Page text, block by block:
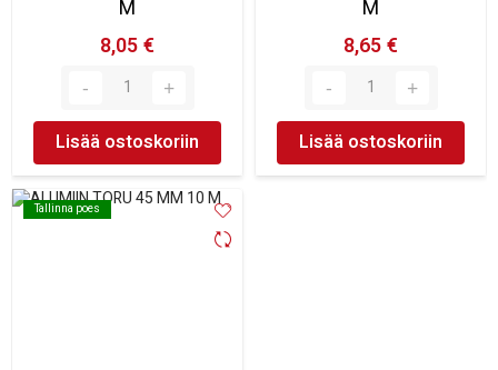
M
8,05 €
Lisää ostoskoriin
M
8,65 €
Lisää ostoskoriin
Tallinna poes
Tallinna poes